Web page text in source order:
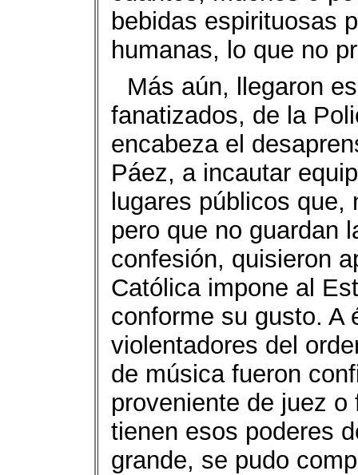
bebidas espirituosas
humanas, lo que no
Más aún, llegaron
fanatizados, de la
encabeza el
Páez, a incautar
lugares públicos
pero que no guardan
confesión, quisieron
Católica impone al
conforme su gusto. A
violentadores del
de música fueron
proveniente de juez
tienen esos poderes
grande, se pudo